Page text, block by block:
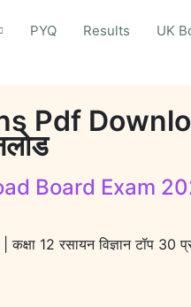
PYQ Results UK
Pdf
Exam 2025-
रसायन विज्ञान टॉप 30